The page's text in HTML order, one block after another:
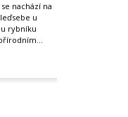
nachází na
u
rybníku